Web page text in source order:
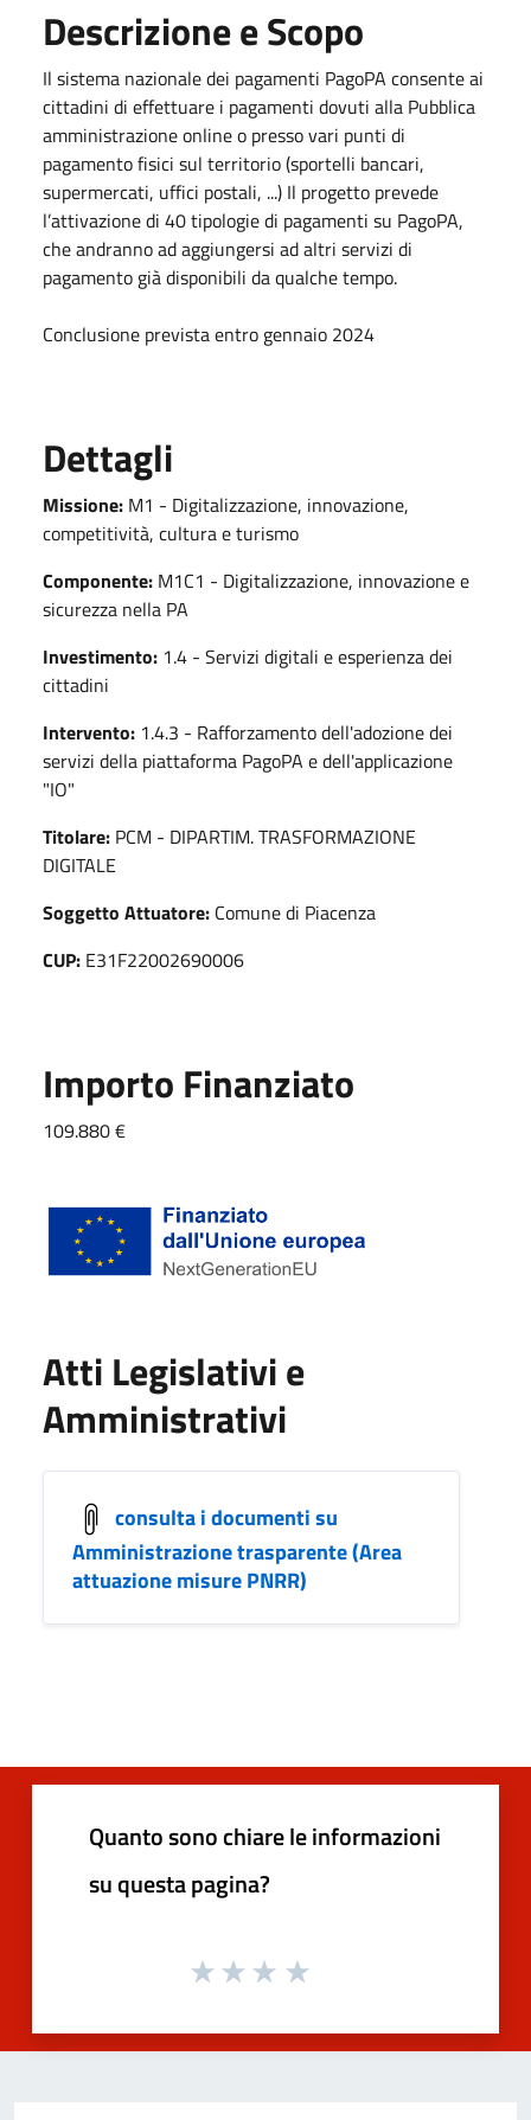
Descrizione e Scopo
Il sistema nazionale dei pagamenti PagoPA consente ai
cittadini di effettuare i pagamenti dovuti alla Pubblica
amministrazione online o presso vari punti di
pagamento fisici sul territorio (sportelli bancari,
supermercati, uffici postali, ...) Il progetto prevede
l’attivazione di 40 tipologie di pagamenti su PagoPA,
che andranno ad aggiungersi ad altri servizi di
pagamento già disponibili da qualche tempo.
Conclusione prevista entro gennaio 2024
Dettagli
Missione: M1 - Digitalizzazione, innovazione,
competitività, cultura e turismo
Componente: M1C1 - Digitalizzazione, innovazione e
sicurezza nella PA
Investimento: 1.4 - Servizi digitali e esperienza dei
cittadini
Intervento: 1.4.3 - Rafforzamento dell'adozione dei
servizi della piattaforma PagoPA e dell'applicazione
"IO"
Titolare: PCM - DIPARTIM. TRASFORMAZIONE
DIGITALE
Soggetto Attuatore: Comune di Piacenza
CUP: E31F22002690006
Importo Finanziato
109.880 €
Atti Legislativi e
Amministrativi
consulta i documenti su
Amministrazione trasparente (Area
attuazione misure PNRR)
Quanto sono chiare le informazioni
su questa pagina?